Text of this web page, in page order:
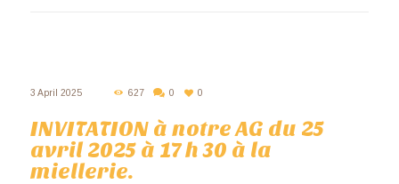
3 April 2025 627 0 0
INVITATION à notre AG du 25
avril 2025 à 17 h 30 à la
miellerie.